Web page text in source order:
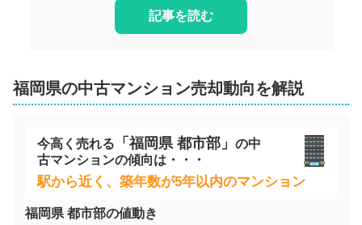
階数:1階 専有面積:76㎡
ハウスドゥ 宗像（株式会社髙山不動産）
1,900 万円
記事を読む
福岡県の中古マンション売却動向を解説
今高く売れる 「 福岡県 都市部」 の中
古マンションの傾向は・・・
駅から近く、築年数が5年以内のマンション
福岡県 都市部の値動き